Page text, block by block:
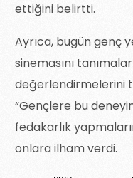
ettiğini belirtti.
Ayrıca, bugün genç
sinemasını
değerlendirmelerini
“Gençlere bu
fedakarlık
onlara ilham verdi.